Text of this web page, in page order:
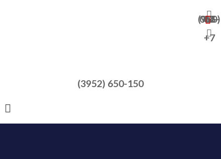
+7 (950) 065-47-82
+7
(3952) 650-150